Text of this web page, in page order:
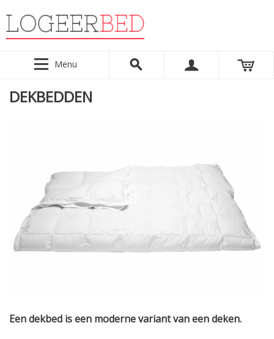
Menu
DEKBEDDEN
Een dekbed is een moderne variant van een deken.